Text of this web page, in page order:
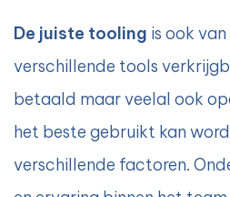
De juiste tooling is ook
verschillende tools
betaald maar veelal ook
het beste gebruikt kan
verschillende factoren.